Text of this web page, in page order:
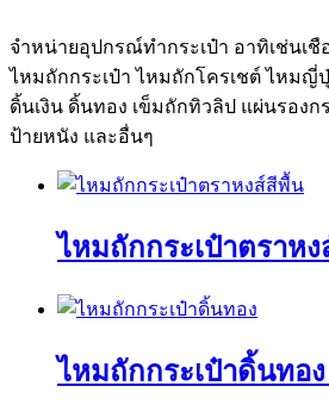
จำหน่ายอุปกรณ์ทำกระเป๋า อาทิเช่นเชื
ไหมถักกระเป๋า ไหมถักโครเชต์ ไหมญี่
ดิ้นเงิน ดิ้นทอง เข็มถักทิวลิป แผ่นรองก
ป้ายหนัง และอื่นๆ
ไหมถักกระเป๋าตราห
ไหมถักกระเป๋าดิ้นทอง